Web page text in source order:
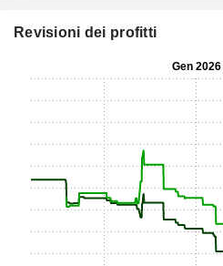
Revisioni dei profitti